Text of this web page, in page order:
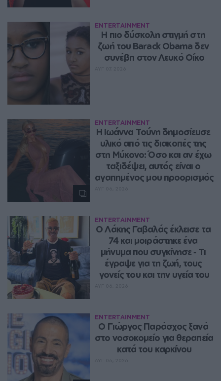
ENTERTAINMENT
Η πιο δύσκολη στιγμή στη
ζωή του Barack Obama δεν
συνέβη στον Λευκό Οίκο
ENTERTAINMENT
Η Ιωάννα Τούνη δημοσίευσε
υλικό από τις διακοπές της
στη Μύκονο: Όσο και αν έχω
ταξιδέψει, αυτός είναι ο
αγαπημένος μου προορισμός
ENTERTAINMENT
Ο Λάκης Γαβαλάς έκλεισε τα
74 και μοιράστηκε ένα
μήνυμα που συγκίνησε ‑ Τι
έγραψε για τη ζωή, τους
γονείς του και την υγεία του
ENTERTAINMENT
O Γιώργος Παράσχος ξανά
στο νοσοκομείο για θεραπεία
κατά του καρκίνου